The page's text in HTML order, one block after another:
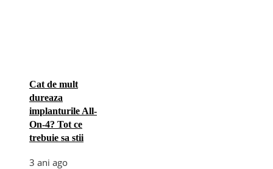
Cat de mult
dureaza
implanturile All-
On-4? Tot ce
trebuie sa stii
3 ani ago